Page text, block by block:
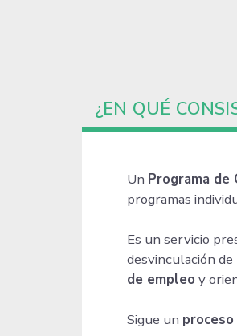
¿EN QUÉ
Un Programa
programas
Es un servicio
desvinculación
de empleo y
Sigue un